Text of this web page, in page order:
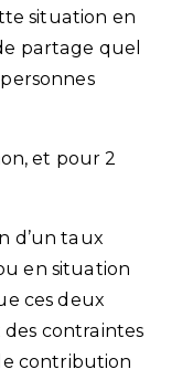
situation en
partage quel
et pour 2
d’un taux
en situation
ces deux
contraintes
contribution